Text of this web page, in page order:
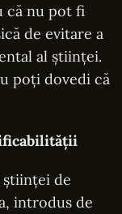
că nu pot fi
de evitare a
al științei.
poți dovedi că
de
introdus de